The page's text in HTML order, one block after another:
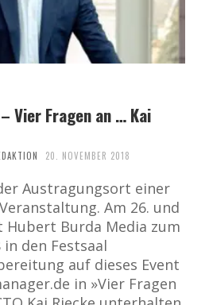
Vier Fragen an … Kai
20. NOVEMBER 2018
Austragungsort einer
Am 26. und
Hubert Burda Media zum
den Festsaal
auf dieses Event
in »Vier Fragen